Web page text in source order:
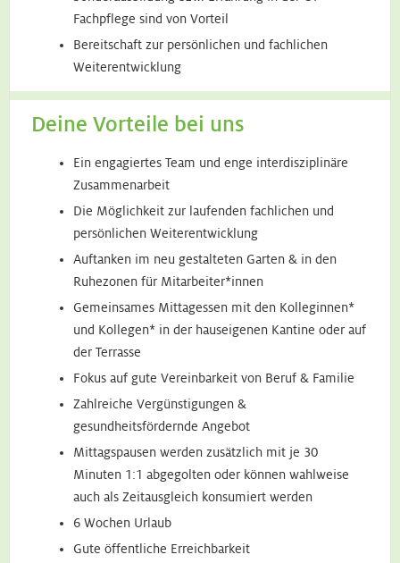
Fachpflege sind von Vorteil
Bereitschaft zur persönlichen und fachlichen
Weiterentwicklung
Deine Vorteile bei uns
Ein engagiertes Team und enge interdisziplinäre
Zusammenarbeit
Die Möglichkeit zur laufenden fachlichen und
persönlichen Weiterentwicklung
Auftanken im neu gestalteten Garten & in den
Ruhezonen für Mitarbeiter*innen
Gemeinsames Mittagessen mit den Kolleginnen*
und Kollegen* in der hauseigenen Kantine oder auf
der Terrasse
Fokus auf gute Vereinbarkeit von Beruf & Familie
Zahlreiche Vergünstigungen &
gesundheitsfördernde Angebot
Mittagspausen werden zusätzlich mit je 30
Minuten 1:1 abgegolten oder können wahlweise
auch als Zeitausgleich konsumiert werden
6 Wochen Urlaub
Gute öffentliche Erreichbarkeit